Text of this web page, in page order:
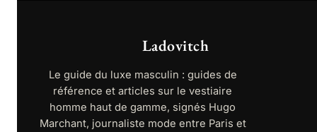
Ladovitch
Le guide du luxe masculin : guides de
référence et articles sur le vestiaire
homme haut de gamme, signés Hugo
Marchant, journaliste mode entre Paris et